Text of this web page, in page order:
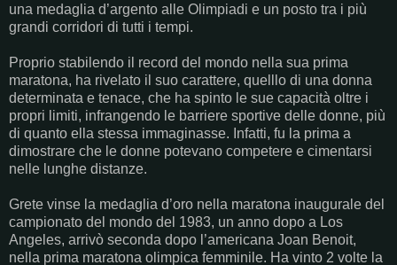
una medaglia d’argento alle Olimpiadi e un posto tra i più
grandi corridori di tutti i tempi.
Proprio stabilendo il record del mondo nella sua prima
maratona, ha rivelato il suo carattere, quelllo di una donna
determinata e tenace, che ha spinto le sue capacità oltre i
propri limiti, infrangendo le barriere sportive delle donne, più
di quanto ella stessa immaginasse. Infatti, fu la prima a
dimostrare che le donne potevano competere e cimentarsi
nelle lunghe distanze.
Grete vinse la medaglia d’oro nella maratona inaugurale del
campionato del mondo del 1983, un anno dopo a Los
Angeles, arrivò seconda dopo l’americana Joan Benoit,
nella prima maratona olimpica femminile. Ha vinto 2 volte la